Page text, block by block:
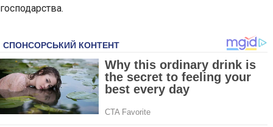
господарства.